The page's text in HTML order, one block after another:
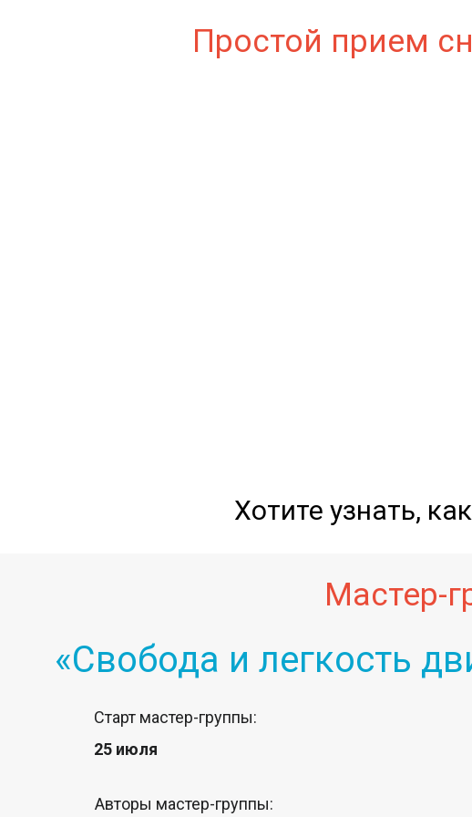
Простой прием
Хотите узнать,
Мастер-
«Свобода и легкость
Старт мастер-группы:
25 июля
Авторы мастер-группы: